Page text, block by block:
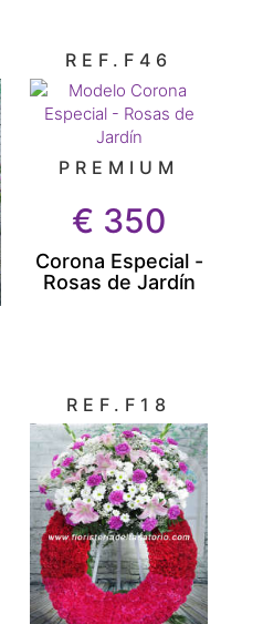
REF.F46
PREMIUM
€ 350
Corona Especial -
Rosas de Jardín
REF.F18